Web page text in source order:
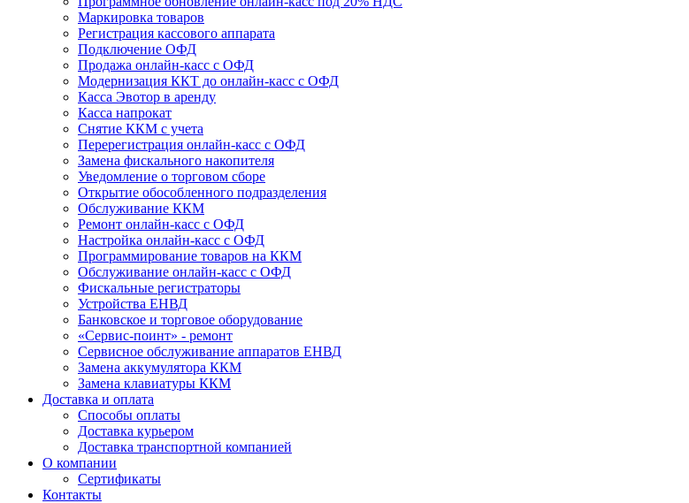
Маркировка товаров
Регистрация кассового аппарата
Подключение ОФД
Продажа онлайн-касс с ОФД
Модернизация ККТ до онлайн-касс с ОФД
Касса Эвотор в аренду
Касса напрокат
Снятие ККМ с учета
Перерегистрация онлайн-касс с ОФД
Замена фискального накопителя
Уведомление о торговом сборе
Открытие обособленного подразделения
Обслуживание ККМ
Ремонт онлайн-касс с ОФД
Настройка онлайн-касс с ОФД
Программирование товаров на ККМ
Обслуживание онлайн-касс с ОФД
Фискальные регистраторы
Устройства ЕНВД
Банковское и торговое оборудование
«Сервис-поинт» - ремонт
Сервисное обслуживание аппаратов ЕНВД
Замена аккумулятора ККМ
Замена клавиатуры ККМ
Доставка и оплата
Способы оплаты
Доставка курьером
Доставка транспортной компанией
О компании
Сертификаты
Контакты